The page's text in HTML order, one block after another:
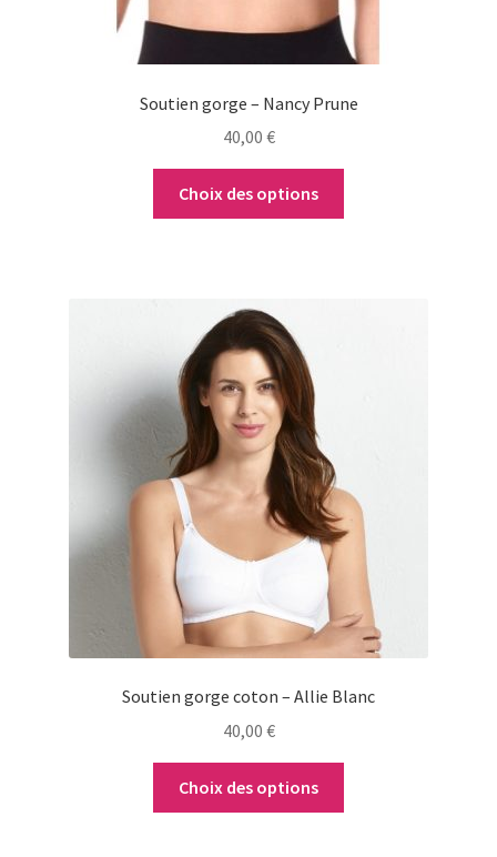
Soutien gorge – Nancy Prune
40,00 €
Choix des options
produit
Soutien gorge coton – Allie Blanc
40,00 €
Choix des options
Ce
produit
plusieurs
variations.
Les
options
peuvent
être
choisies
la
page
produit